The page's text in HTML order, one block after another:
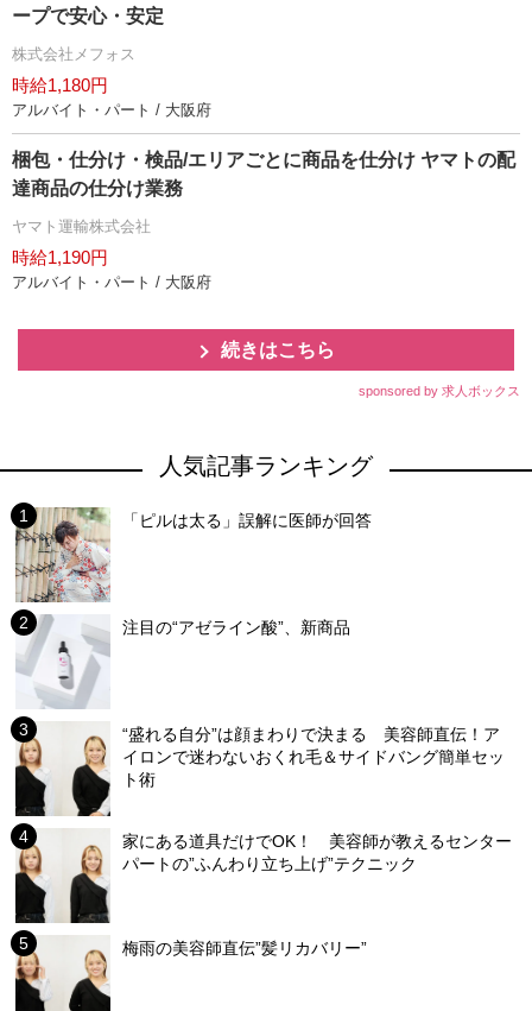
ープで安心・安定
株式会社メフォス
時給1,180円
アルバイト・パート / 大阪府
梱包・仕分け・検品/エリアごとに商品を仕分け ヤマトの配
達商品の仕分け業務
ヤマト運輸株式会社
時給1,190円
アルバイト・パート / 大阪府
続きはこちら
sponsored by 求人ボックス
人気記事ランキング
「ピルは太る」誤解に医師が回答
注目の“アゼライン酸”、新商品
“盛れる自分”は顔まわりで決まる 美容師直伝！ア
イロンで迷わないおくれ毛＆サイドバング簡単セッ
ト術
家にある道具だけでOK！ 美容師が教えるセンター
パートの”ふんわり立ち上げ”テクニック
梅雨の美容師直伝”髪リカバリー”